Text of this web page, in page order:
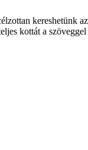
kereshetünk
kottát a